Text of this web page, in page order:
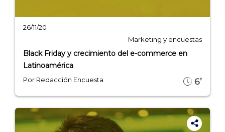
26/11/20
Marketing y encuestas
Black Friday y crecimiento del e-commerce en
Latinoamérica
Por Redacción Encuesta 6’